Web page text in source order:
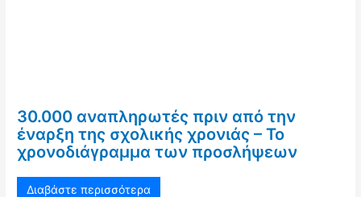
30.000 αναπληρωτές πριν από την
έναρξη της σχολικής χρονιάς – Το
χρονοδιάγραμμα των προσλήψεων
Διαβάστε περισσότερα